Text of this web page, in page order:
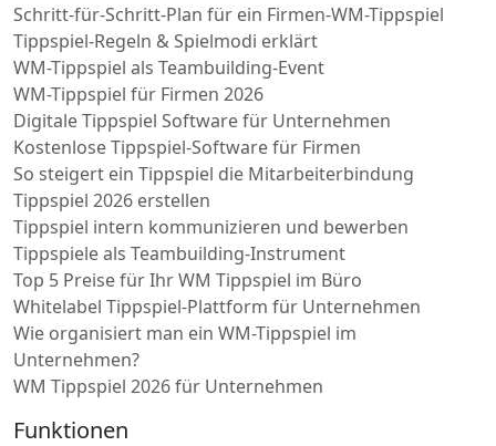
Schritt-für-Schritt-Plan für ein Firmen-WM-Tippspiel
Tippspiel-Regeln & Spielmodi erklärt
WM-Tippspiel als Teambuilding-Event
WM-Tippspiel für Firmen 2026
Digitale Tippspiel Software für Unternehmen
Kostenlose Tippspiel-Software für Firmen
So steigert ein Tippspiel die Mitarbeiterbindung
Tippspiel 2026 erstellen
Tippspiel intern kommunizieren und bewerben
Tippspiele als Teambuilding-Instrument
Top 5 Preise für Ihr WM Tippspiel im Büro
Whitelabel Tippspiel-Plattform für Unternehmen
Wie organisiert man ein WM-Tippspiel im
Unternehmen?
WM Tippspiel 2026 für Unternehmen
Funktionen